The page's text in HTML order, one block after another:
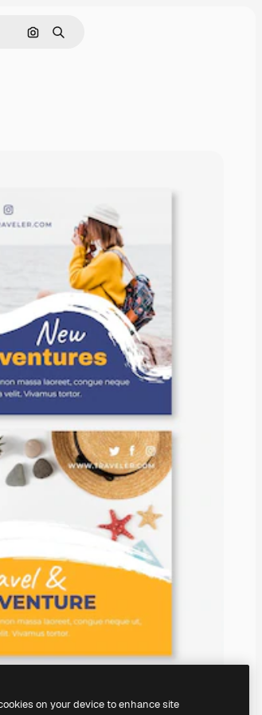
Pesquisar por imagem
Buscar
on your device to enhance site